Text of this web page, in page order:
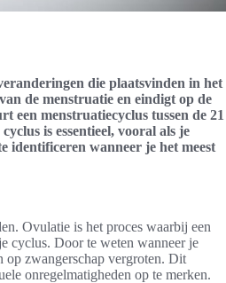
die plaatsvinden in het
de menstruatie en eindigt op de
een menstruatiecyclus tussen de 21
is essentieel, vooral als je
identificeren wanneer je het meest
Ovulatie is het proces waarbij een
cyclus. Door te weten wanneer je
op zwangerschap vergroten. Dit
onregelmatigheden op te merken.